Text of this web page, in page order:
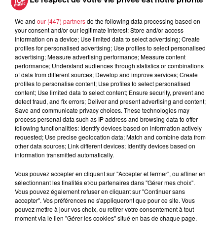
ON BOARD Evolution F1 KART INDOOR CHRONO
s'associent pour vous proposer un évènement unique en
Alsace. Une course qui vous fera piloter sur un simulateur
de F1 et sur une piste de Karting. LE PREMIER
CHAMPIONNAT DE PILOTE INTER-DISCIPLINE !!!!!!! Les
sélections se passent du 20082019 au 30102019 chez
KART INDOOR CHRONO et chez ON BOARD Evolution F1
Les 6 meilleurs temps sur chaque piste soit 12 pilotes au
total pourront participer aux demi-finales Les 6 pilotes
restant participeront aux finales. Dates à retenir Sélections
du 20082019 au 30102019 Première demi-finale le
minutes d'essais qualificatifs suivi de 20 minutes de course)
Deuxième demi-finale le 17112019 sur le circuit F1
d'Autriche (10 minutes d'essais qualificatifs suivi de 20
minutes de course) Première finale le 24112019 sur la piste
de KART INDOOR CHRONO (10 minutes d'essais
We and our (447) partnersdo the following data processing based on
your consent and/or our legitimate interest: Store and/or access
information on a device; Use limited data to select advertising; Create
profiles for personalised advertising; Use profiles to select personalised
advertising; Measure advertising performance; Measure content
performance; Understand audiences through statistics or combinations
of data from different sources; Develop and improve services; Create
profiles to personalise content; Use profiles to select personalised
content; Use limited data to select content; Ensure security, prevent and
detect fraud, and fix errors; Deliver and present advertising and content;
Save and communicate privacy choices. These technologies may
process personal data such as IP address and browsing data to offer
following functionalities: Identify devices based on information actively
requested; Use precise geolocation data; Match and combine data from
other data sources; Link different devices; Identify devices based on
information transmitted automatically.
Vous pouvez accepter en cliquant sur "Accepter et fermer", ou affiner en
sélectionnant les finalités et/ou partenaires dans "Gérer mes choix".
Vous pouvez également refuser en cliquant sur "Continuer sans
accepter". Vos préférences ne s'appliqueront que pour ce site. Vous
pouvez mettre à jour vos choix, ou retirer votre consentement à tout
moment via le lien "Gérer les cookies" situé en bas de chaque page.